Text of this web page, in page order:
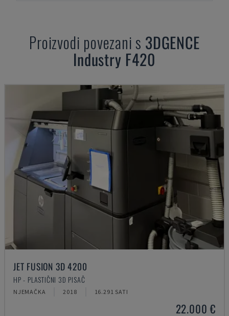
Proizvodi povezani s 3DGENCE
Industry F420
JET FUSION 3D 4200
HP - PLASTIČNI 3D PISAČ
NJEMAČKA 2018 16.291 SATI
22.000 €